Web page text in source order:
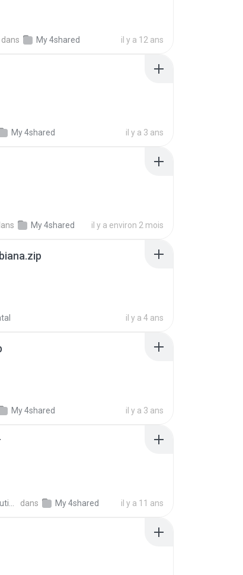
dans My 4shared il y a 12 ans
My 4shared il y a 3 ans
My 4shared il y a environ 2 mois
il y a 4 ans
My 4shared il y a 3 ans
dans My 4shared il y a 11 ans